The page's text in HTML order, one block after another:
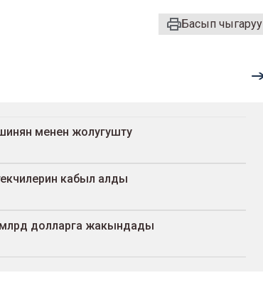
Басып чыгаруу
менен жолугушту
кабыл алды
млрд долларга жакындады